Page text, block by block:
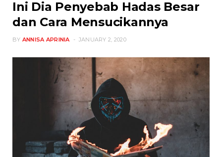
Ini Dia Penyebab Hadas Besar
dan Cara Mensucikannya
BY ANNISA APRINIA JANUARY 2, 2020